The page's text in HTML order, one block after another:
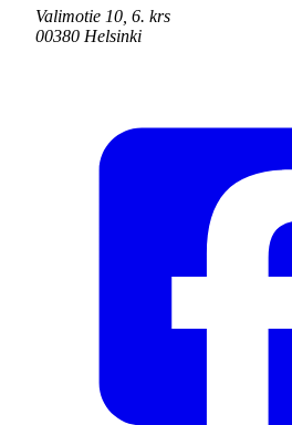
Valimotie 10, 6. krs
00380 Helsinki